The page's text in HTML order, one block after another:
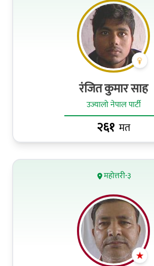
रंजित कुमार साह
उज्यालो नेपाल पार्टी
२६१ मत
महोत्तरी-३